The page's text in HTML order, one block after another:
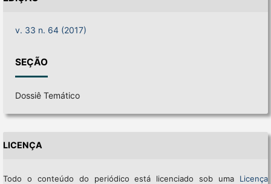
v. 33 n. 64 (2017)
SEÇÃO
Dossiê Temático
LICENÇA
Todo o conteúdo do periódico está licenciado sob uma Licença